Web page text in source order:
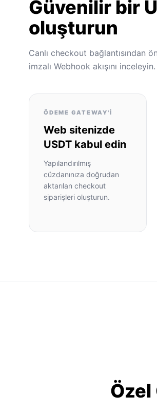
Güvenilir bir
oluşturun
Canlı checkout bağlantısından
imzalı Webhook akışını inceleyin.
ÖDEME GATEWAY'I
Web sitenizde
USDT kabul edin
Yapılandırılmış
cüzdanınıza doğrudan
aktarılan checkout
siparişleri oluşturun.
Özel